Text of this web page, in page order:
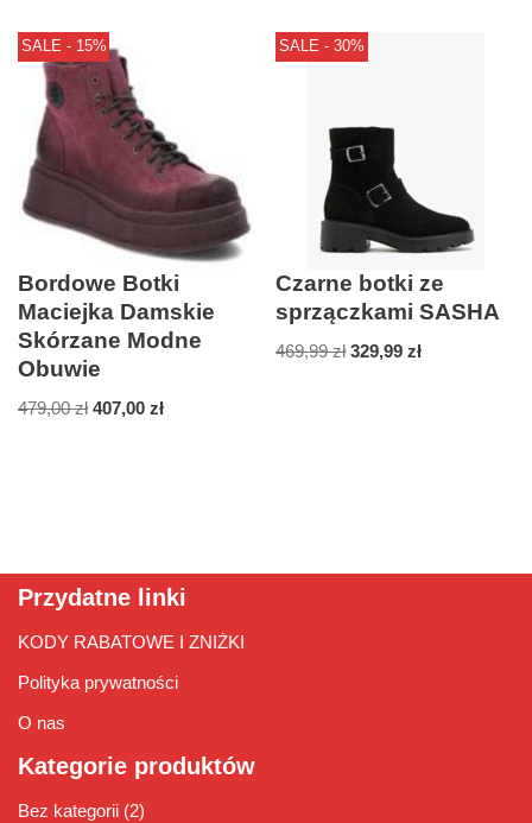
SALE - 15%
Bordowe Botki
Maciejka Damskie
Skórzane Modne
Obuwie
479,00zł 407,00 zł
SALE - 30%
Czarne botki ze
sprzączkami SASHA
469,99zł 329,99zł
Przydatne linki
KODY RABATOWE I ZNIŻKI
Polityka prywatności
O nas
Kategorie produktów
Bez kategorii (2)